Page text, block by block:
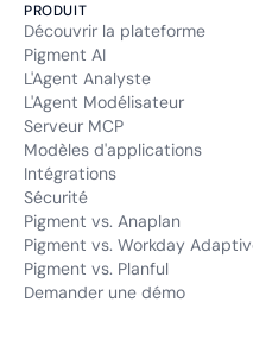
PRODUIT
Découvrir la plateforme
Pigment AI
L'Agent Analyste
L'Agent Modélisateur
Serveur MCP
Modèles d'applications
Intégrations
Sécurité
Pigment vs. Anaplan
Pigment vs. Workday
Pigment vs. Planful
Demander une démo